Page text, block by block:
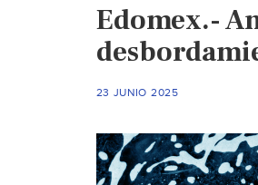
Edomex.-
23 JUNIO 2025